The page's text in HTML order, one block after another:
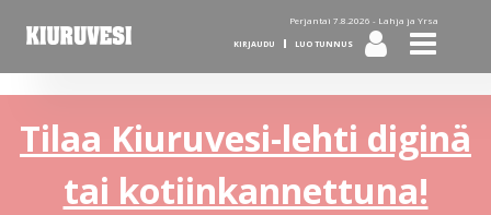
Perjantai 7.8.2026 - Lahja ja Yrsa
KIRJAUDU LUO TUNNUS
Tilaa Kiuruvesi-lehti diginä
tai kotiinkannettuna!